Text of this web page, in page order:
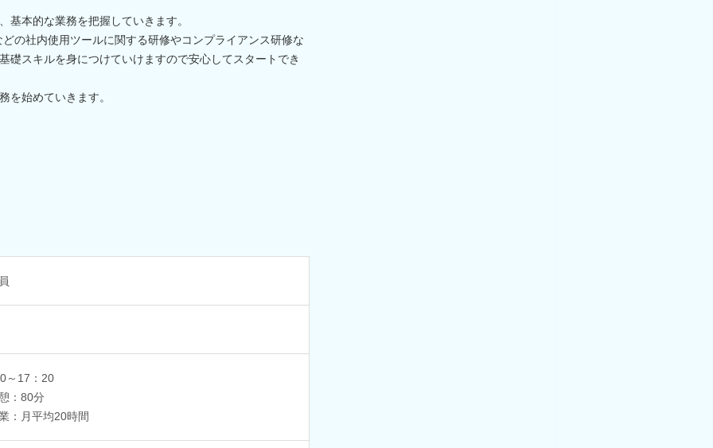
基本的な業務を把握していきます。
の社内使用ツールに関する研修やコンプライアンス研修な
礎スキルを身につけていけますので安心してスタートでき
を始めていきます。
～17：20
：80分
：月平均20時間